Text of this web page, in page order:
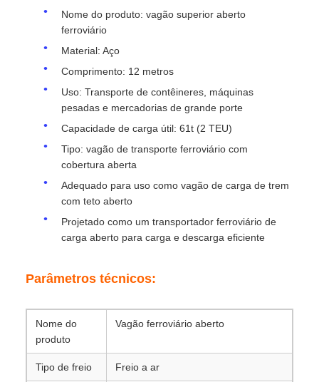
Nome do produto: vagão superior aberto
ferroviário
Material: Aço
Comprimento: 12 metros
Uso: Transporte de contêineres, máquinas
pesadas e mercadorias de grande porte
Capacidade de carga útil: 61t (2 TEU)
Tipo: vagão de transporte ferroviário com
cobertura aberta
Adequado para uso como vagão de carga de trem
com teto aberto
Projetado como um transportador ferroviário de
carga aberto para carga e descarga eficiente
Parâmetros técnicos:
Nome do
produto
Vagão ferroviário aberto
Tipo de freio Freio a ar